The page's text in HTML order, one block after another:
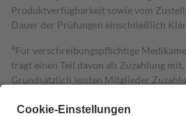
Produktverfügbarkeit sowie vom
Dauer der Prüfungen einschließlich
4Für verschreibungspflichtige
trägt einen Teil davon als Zuzahlung mit.
Grundsätzlich leisten Mitglieder
Diese Regeln gelten grundsätzlich auch